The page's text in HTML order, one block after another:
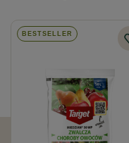
BESTSELLER